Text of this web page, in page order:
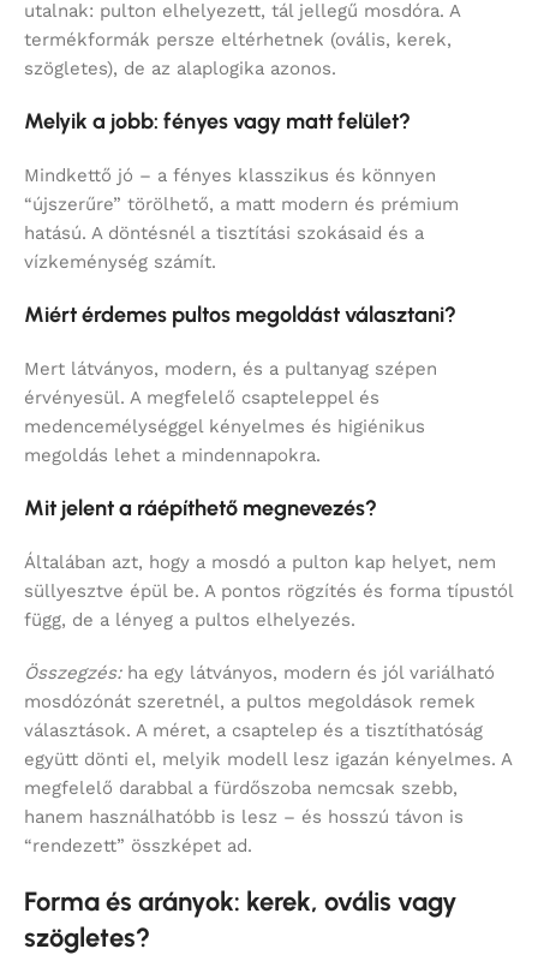
utalnak: pulton elhelyezett, tál jellegű mosdóra. A
termékformák persze eltérhetnek (ovális, kerek,
szögletes), de az alaplogika azonos.
Melyik a jobb: fényes vagy matt felület?
Mindkettő jó – a fényes klasszikus és könnyen
“újszerűre” törölhető, a matt modern és prémium
hatású. A döntésnél a tisztítási szokásaid és a
vízkeménység számít.
Miért érdemes pultos megoldást választani?
Mert látványos, modern, és a pultanyag szépen
érvényesül. A megfelelő csapteleppel és
medencemélységgel kényelmes és higiénikus
megoldás lehet a mindennapokra.
Mit jelent a ráépíthető megnevezés?
Általában azt, hogy a mosdó a pulton kap helyet, nem
süllyesztve épül be. A pontos rögzítés és forma típustól
függ, de a lényeg a pultos elhelyezés.
Összegzés:ha egy látványos, modern és jól variálható
mosdózónát szeretnél, a pultos megoldások remek
választások. A méret, a csaptelep és a tisztíthatóság
együtt dönti el, melyik modell lesz igazán kényelmes. A
megfelelő darabbal a fürdőszoba nemcsak szebb,
hanem használhatóbb is lesz – és hosszú távon is
“rendezett” összképet ad.
Forma és arányok: kerek, ovális vagy
szögletes?